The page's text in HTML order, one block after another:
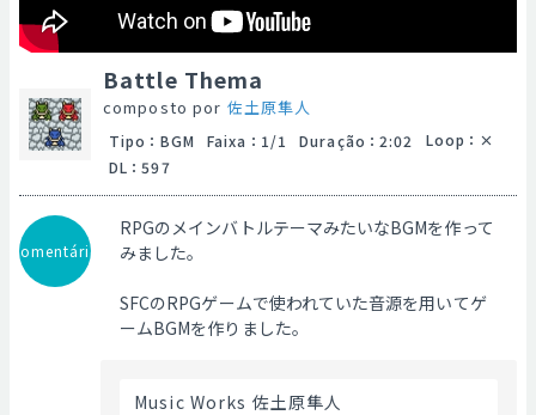
Battle Thema
composto por 佐土原隼人
Tipo ： BGM Faixa ： 1/1 Duração ： 2:02 Loop ：
DL ： 597
Comentário
RPGのメインバトルテーマみたいなBGMを作って
みました。
SFCのRPGゲームで使われていた音源を用いてゲ
ームBGMを作りました。
Music Works 佐土原隼人